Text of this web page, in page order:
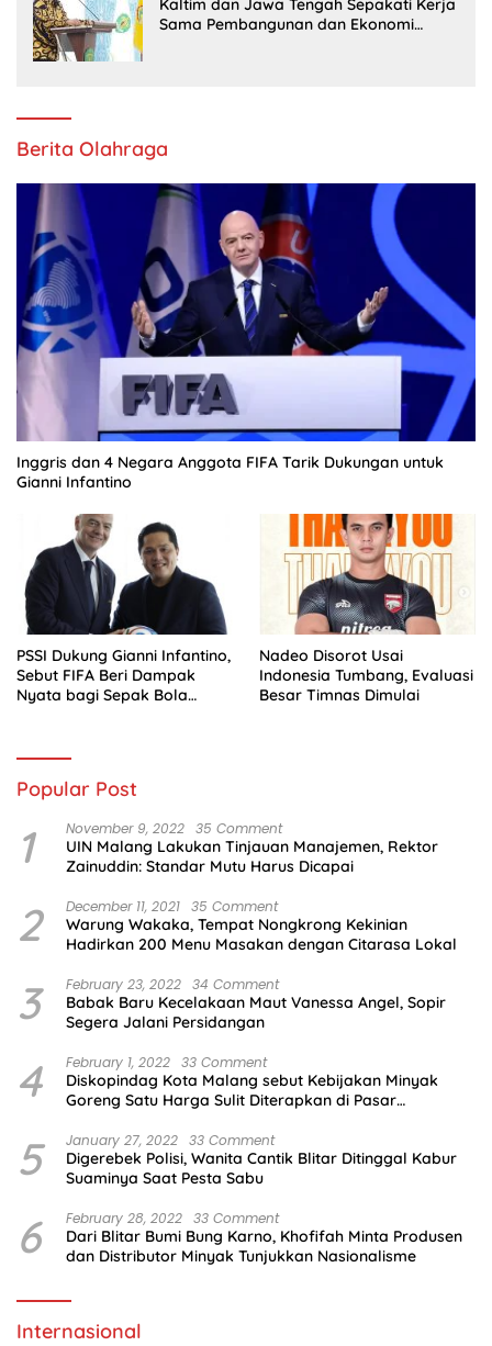
Kaltim dan Jawa Tengah Sepakati Kerja
Sama Pembangunan dan Ekonomi
Berita Olahraga
Inggris dan 4 Negara Anggota FIFA Tarik Dukungan untuk
Gianni Infantino
PSSI Dukung Gianni Infantino,
Sebut FIFA Beri Dampak
Nyata bagi Sepak Bola
Nadeo Disorot Usai
Indonesia Tumbang, Evaluasi
Besar Timnas Dimulai
Popular Post
1 November 9, 2022 35 Comment
UIN Malang Lakukan Tinjauan Manajemen, Rektor
Zainuddin: Standar Mutu Harus Dicapai
2 December 11, 2021 35 Comment
Warung Wakaka, Tempat Nongkrong Kekinian
Hadirkan 200 Menu Masakan dengan Citarasa Lokal
3 February 23, 2022 34 Comment
Babak Baru Kecelakaan Maut Vanessa Angel, Sopir
Segera Jalani Persidangan
4 February 1, 2022 33 Comment
Diskopindag Kota Malang sebut Kebijakan Minyak
Goreng Satu Harga Sulit Diterapkan di Pasar
5 January 27, 2022 33 Comment
Digerebek Polisi, Wanita Cantik Blitar Ditinggal Kabur
Suaminya Saat Pesta Sabu
6 February 28, 2022 33 Comment
Dari Blitar Bumi Bung Karno, Khofifah Minta Produsen
dan Distributor Minyak Tunjukkan Nasionalisme
Internasional